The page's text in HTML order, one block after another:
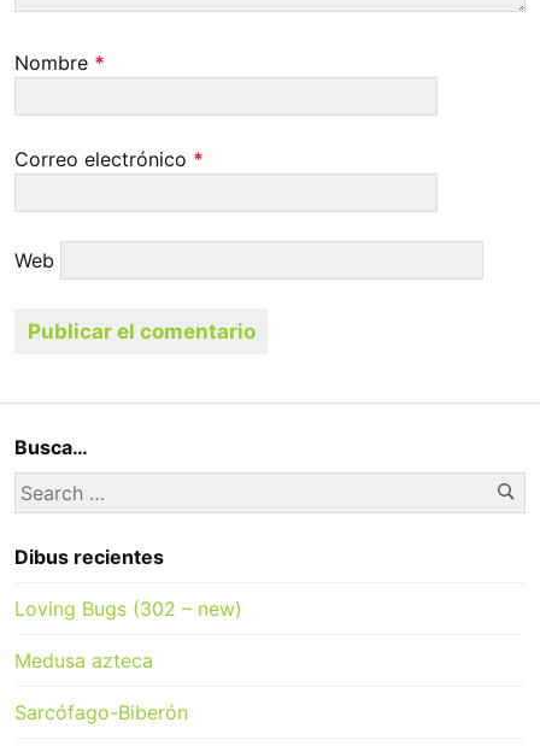
Nombre *
Correo electrónico *
Web
Busca…
Search
for:
Dibus recientes
Loving Bugs (302 – new)
Medusa azteca
Sarcófago-Biberón